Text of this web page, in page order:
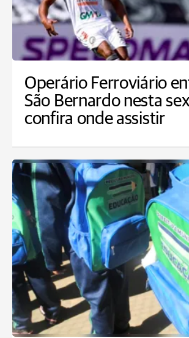
Operário Ferroviário
São Bernardo nesta
confira onde assistir